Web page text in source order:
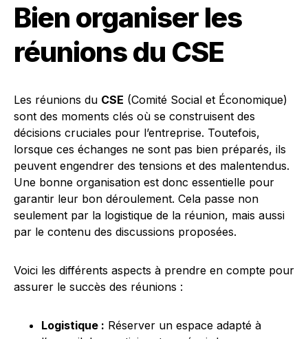
Bien organiser les
réunions du CSE
Les réunions du CSE (Comité Social et Économique)
sont des moments clés où se construisent des
décisions cruciales pour l’entreprise. Toutefois,
lorsque ces échanges ne sont pas bien préparés, ils
peuvent engendrer des tensions et des malentendus.
Une bonne organisation est donc essentielle pour
garantir leur bon déroulement. Cela passe non
seulement par la logistique de la réunion, mais aussi
par le contenu des discussions proposées.
Voici les différents aspects à prendre en compte pour
assurer le succès des réunions :
Logistique : Réserver un espace adapté à